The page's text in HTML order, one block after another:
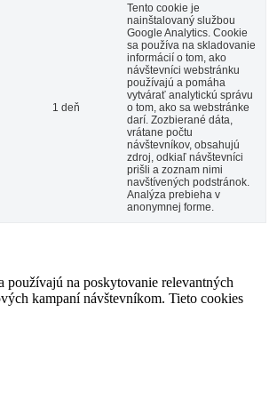
1 deň
Tento cookie je
nainštalovaný službou
Google Analytics. Cookie
sa používa na skladovanie
informácií o tom, ako
návštevníci webstránku
používajú a pomáha
vytvárať analytickú správu
o tom, ako sa webstránke
darí. Zozbierané dáta,
vrátane počtu
návštevníkov, obsahujú
zdroj, odkiaľ návštevníci
prišli a zoznam nimi
navštívených podstránok.
Analýza prebieha v
anonymnej forme.
používajú na poskytovanie relevantných
kampaní návštevníkom. Tieto cookies